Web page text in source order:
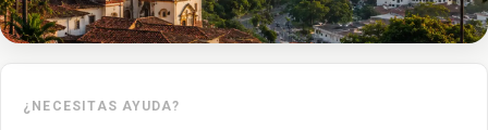
¿NECESITAS AYUDA?